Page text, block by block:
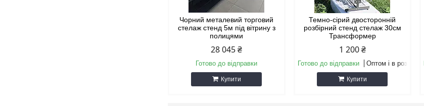
Чорний металевий торговий
стелаж стенд 5м під вітрину з
полицями
28 045 ₴
Готово до відправки
Купити
Темно-сірий двосторонній
розбірний стенд стелаж 30см
Трансформер
1 200 ₴
Готово до відправки Оптом і в роздріб
Купити